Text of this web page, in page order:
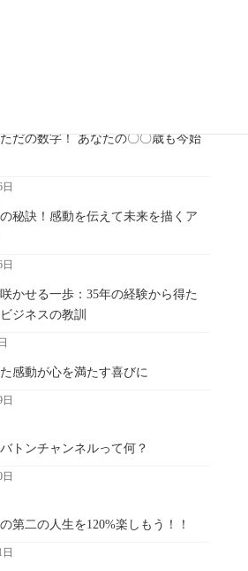
だの数字！ あなたの〇〇歳も今始
秘訣！感動を伝えて未来を描くア
かせる一歩：35年の経験から得た
ジネスの教訓
感動が心を満たす喜びに
トンチャンネルって何？
第二の人生を120%楽しもう！！